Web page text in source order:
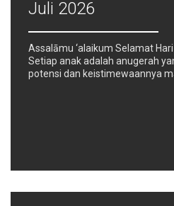
Juli 2026
Assalāmu ‘alaikum Selamat
Setiap anak adalah anugerah
potensi dan keistimewaannya